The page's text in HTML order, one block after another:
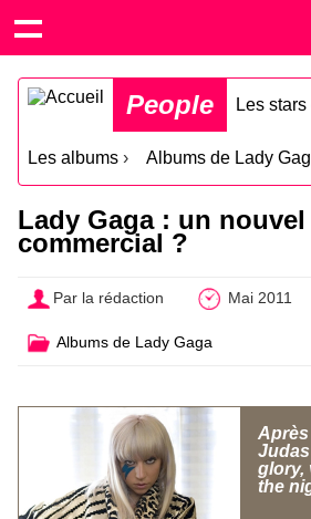
People Les
Les albums › Albums de Lady
Lady Gaga : un
commercial ?
Par la rédaction Mai 2011
Albums de Lady Gaga
Après
glory,
the